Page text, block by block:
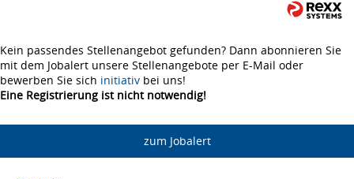
Kein passendes Stellenangebot gefunden? Dann abonnieren Sie
mit dem Jobalert unsere Stellenangebote per E-Mail oder
bewerben Sie sich initiativ bei uns!
Eine Registrierung ist nicht notwendig!
zum Jobalert